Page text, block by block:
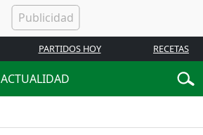
PARTIDOS HOY RECETAS
ACTUALIDAD